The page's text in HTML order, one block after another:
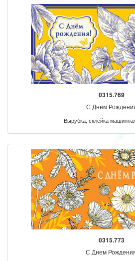
0315.769
С Днем
Вырубка, склейка
0315.773
С Днем